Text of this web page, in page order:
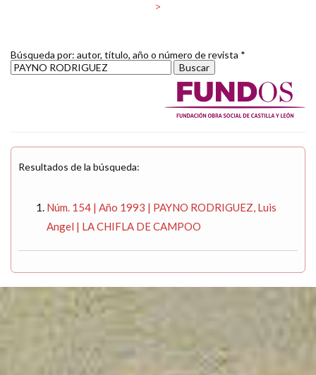
>
Búsqueda por: autor, título, año o número de revista *
Resultados de la búsqueda:
Núm. 154 | Año 1993 | PAYNO RODRIGUEZ, Luis
Angel | LA CHIFLA DE CAMPOO